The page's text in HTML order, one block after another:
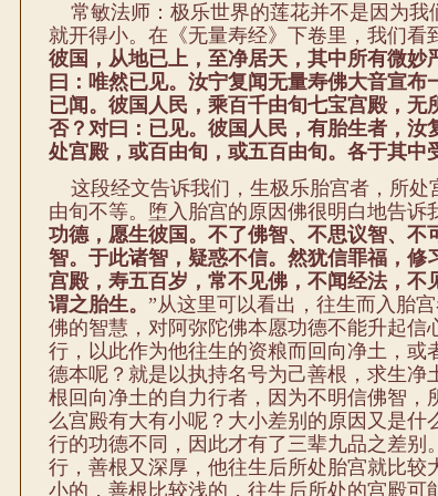
常敏法师：极乐世界的莲花并不是因为我
就开得小。在《无量寿经》下卷里，我们看
彼国，从地已上，至净居天，其中所有微妙
曰：唯然已见。 汝宁复闻无量寿佛大音宣布
已闻。 彼国人民，乘百千由旬七宝宫殿，
否？ 对曰：已见。 彼国人民，有胎生者，汝
处宫殿，或百由旬，或五百由旬。各于其中
这段经文告诉我们，生极乐胎宫者，所
由旬不等。堕入胎宫的原因佛很明白地告诉
功德，愿生彼国。不了佛智、不思议智、
智。于此诸智，疑惑不信。然犹信罪福，
宫殿，寿五百岁，常不见佛，不闻经法，不
谓之胎生。 ”从这里可以看出，往生而入胎
佛的智慧，对阿弥陀佛本愿功德不能升起信
行，以此作为他往生的资粮而回向净土，
德本呢？就是以执持名号为己善根，求生
根回向净土的自力行者，因为不明信佛智
么宫殿有大有小呢？大小差别的原因又是什
行的功德不同，因此才有了三辈九品之差别
行，善根又深厚，他往生后所处胎宫就比
小的，善根比较浅的，往生后所处的宫殿可